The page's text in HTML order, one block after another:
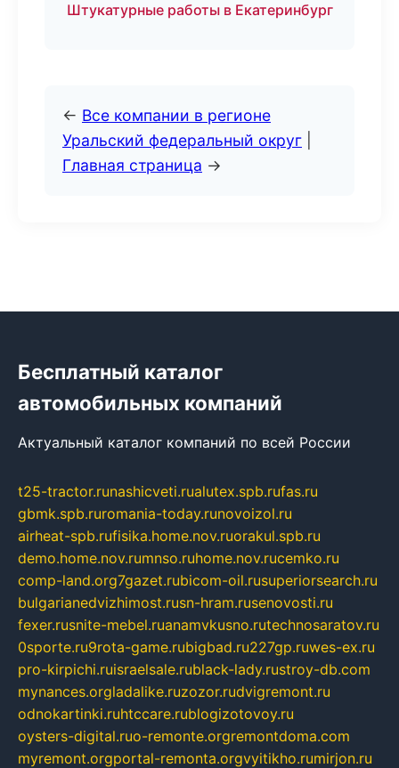
Штукатурные работы в Екатеринбург
← Все компании в регионе
Уральский федеральный округ
Главная страница →
Бесплатный каталог
автомобильных компаний
Актуальный каталог компаний по всей России
t25-tractor.runashicveti.rualutex.spb.rufas.ru
gbmk.spb.ruromania-today.runovoizol.ru
airheat-spb.rufisika.home.nov.ruorakul.spb.ru
demo.home.nov.rumnso.ruhome.nov.rucemko.ru
comp-land.org7gazet.rubicom-oil.rusuperiorsearch.ru
bulgarianedvizhimost.rusn-hram.rusenovosti.ru
fexer.rusnite-mebel.ruanamvkusno.rutechnosaratov.ru
0sporte.ru9rota-game.rubigbad.ru227gp.ruwes-ex.ru
pro-kirpichi.ruisraelsale.rublack-lady.rustroy-db.com
mynances.orgladalike.ruzozor.rudvigremont.ru
odnokartinki.ruhtccare.rublogizotovoy.ru
oysters-digital.ruo-remonte.orgremontdoma.com
myremont.orgportal-remonta.orgvyitikho.rumirjon.ru